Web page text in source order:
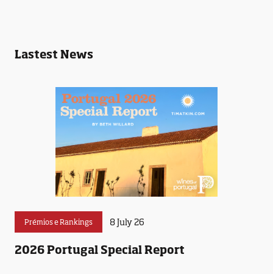
Lastest News
Prémios e Rankings 8 July 26
2026 Portugal Special Report